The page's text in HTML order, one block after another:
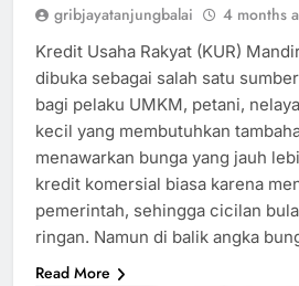
gribjayatanjungbalai 4 months
Kredit Usaha Rakyat (KUR)
dibuka sebagai salah satu
bagi pelaku UMKM, petani,
kecil yang membutuhkan
menawarkan bunga yang jauh
kredit komersial biasa karena
pemerintah, sehingga cicilan
ringan. Namun di balik angka
Read More